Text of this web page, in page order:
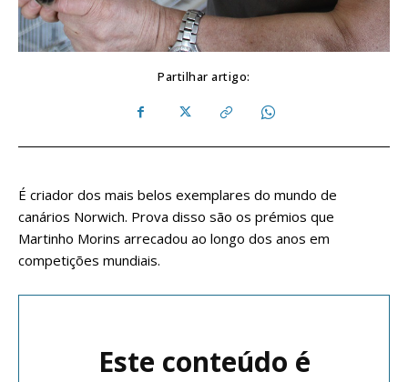
Partilhar artigo:
É criador dos mais belos exemplares do mundo de
canários Norwich. Prova disso são os prémios que
Martinho Morins arrecadou ao longo dos anos em
competições mundiais.
Este conteúdo é